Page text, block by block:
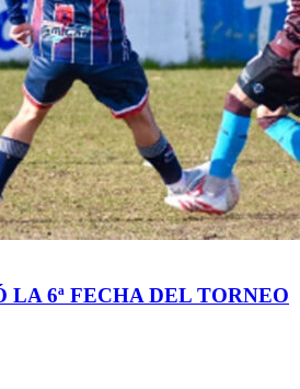
LA 6ª FECHA DEL TORNEO